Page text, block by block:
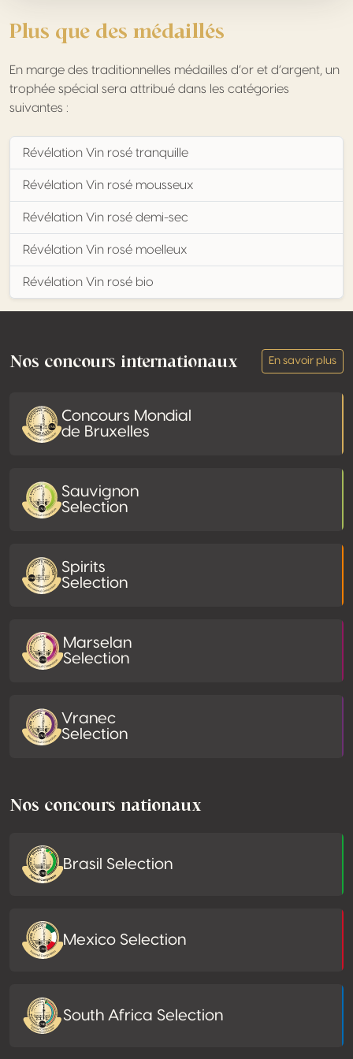
Plus que des médaillés
En marge des traditionnelles médailles d’or et d’argent, un
trophée spécial sera attribué dans les catégories
suivantes :
Révélation Vin rosé tranquille
Révélation Vin rosé mousseux
Révélation Vin rosé demi-sec
Révélation Vin rosé moelleux
Révélation Vin rosé bio
Nos concours internationaux En savoir plus
Concours Mondial
de Bruxelles
Sauvignon
Selection
Spirits
Selection
Marselan
Selection
Vranec
Selection
Nos concours nationaux
Brasil Selection
Mexico Selection
South Africa Selection